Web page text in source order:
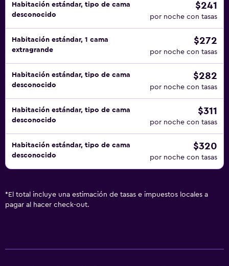
Habitación estándar, tipo de cama
desconocido
$241
por noche con tasas
Habitación estándar, 1 cama
extragrande
$272
por noche con tasas
Habitación estándar, tipo de cama
desconocido
$282
por noche con tasas
Habitación estándar, tipo de cama
desconocido
$311
por noche con tasas
Habitación estándar, tipo de cama
desconocido
$320
por noche con tasas
* El total incluye una estimación de tasas e impuestos locales a
pagar al hacer check-out.